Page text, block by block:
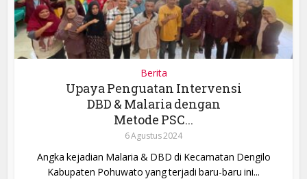
Berita
Upaya Penguatan Intervensi
DBD & Malaria dengan
Metode PSC...
6 Agustus 2024
Angka kejadian Malaria & DBD di Kecamatan Dengilo
Kabupaten Pohuwato yang terjadi baru-baru ini...